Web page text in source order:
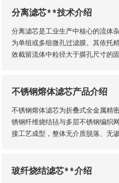
况，依托**技术维度精准选型，具
分离滤芯**技术介绍
分离滤芯是工业生产中核心的流体
为单组或多组微孔过滤膜。其依托
效截留流体中粒径大于膜孔尺寸的
工、石油、钢铁、矿山等各类工业
不锈钢熔体滤芯产品介绍
不锈钢熔体滤芯为折叠式全金属精
锈钢纤维烧结毡与多层不锈钢编织
接工艺成型，整体无介质脱落、无
玻纤烧结滤芯**介绍